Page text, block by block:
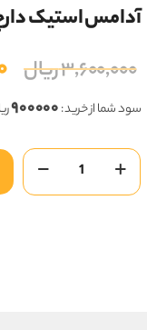
آدامس استیک
۳,۶۰۰,۰۰۰ریال
سود شما از خرید :۹۰۰۰۰۰
آدامس
استیک
دارچین